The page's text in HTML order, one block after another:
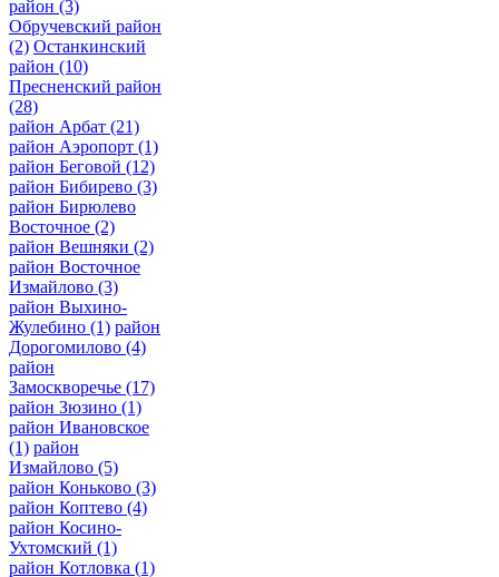
район (3)
Обручевский район
(2) Останкинский
район (10)
Пресненский район
(28)
район Арбат (21)
район Аэропорт (1)
район Беговой (12)
район Бибирево (3)
район Бирюлево
Восточное (2)
район Вешняки (2)
район Восточное
Измайлово (3)
район Выхино-
Жулебино (1) район
Дорогомилово (4)
район
Замоскворечье (17)
район Зюзино (1)
район Ивановское
(1) район
Измайлово (5)
район Коньково (3)
район Коптево (4)
район Косино-
Ухтомский (1)
район Котловка (1)